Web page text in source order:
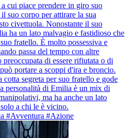
cui piace prendere in giro suo
suo corpo per attirare la sua
civettuola. Nonostante il suo
ha un lato malvagio e fastidioso che
fratello. È molto possessiva e
passa del tempo con altre
di essere rifiutata o di
portare a scoppi d'ira e broncio.
segreta per suo fratello e gode
personalità di Emilia è un mix di
ma ha anche un lato
a chi le è vicino.
#Avventura #Azione